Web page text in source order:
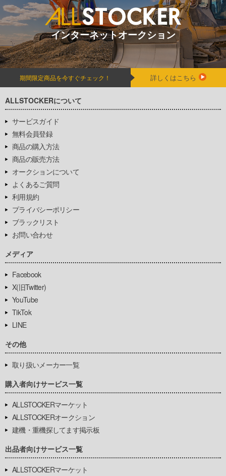
インターネットオークション
期間限定商品を今すぐチェック！ 詳しくはこちら
ALLSTOCKERについて
サービスガイド
無料会員登録
商品の購入方法
商品の販売方法
オークションについて
よくあるご質問
利用規約
プライバシーポリシー
ブラックリスト
お問い合わせ
メディア
Facebook
X(旧Twitter)
YouTube
TikTok
LINE
その他
取り扱いメーカー一覧
購入者向けサービス一覧
ALLSTOCKERマーケット
ALLSTOCKERオークション
建機・重機探してます掲示板
出品者向けサービス一覧
ALLSTOCKERマーケット